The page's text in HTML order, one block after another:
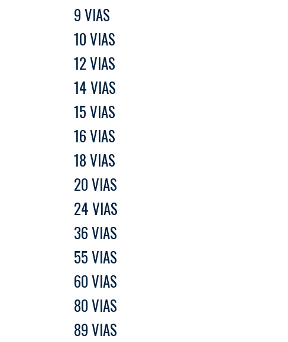
9 VIAS
10 VIAS
12 VIAS
14 VIAS
15 VIAS
16 VIAS
18 VIAS
20 VIAS
24 VIAS
36 VIAS
55 VIAS
60 VIAS
80 VIAS
89 VIAS